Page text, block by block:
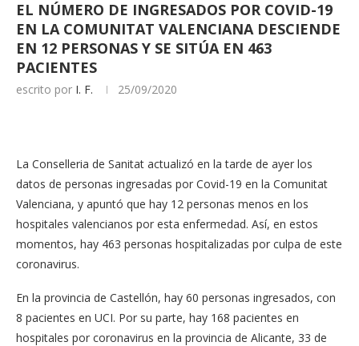
EL NÚMERO DE INGRESADOS POR COVID-19
EN LA COMUNITAT VALENCIANA DESCIENDE
EN 12 PERSONAS Y SE SITÚA EN 463
PACIENTES
escrito por I. F. 25/09/2020
La Conselleria de Sanitat actualizó en la tarde de ayer los
datos de personas ingresadas por Covid-19 en la Comunitat
Valenciana, y apuntó que hay 12 personas menos en los
hospitales valencianos por esta enfermedad. Así, en estos
momentos, hay 463 personas hospitalizadas por culpa de este
coronavirus.
En la provincia de Castellón, hay 60 personas ingresados, con
8 pacientes en UCI. Por su parte, hay 168 pacientes en
hospitales por coronavirus en la provincia de Alicante, 33 de